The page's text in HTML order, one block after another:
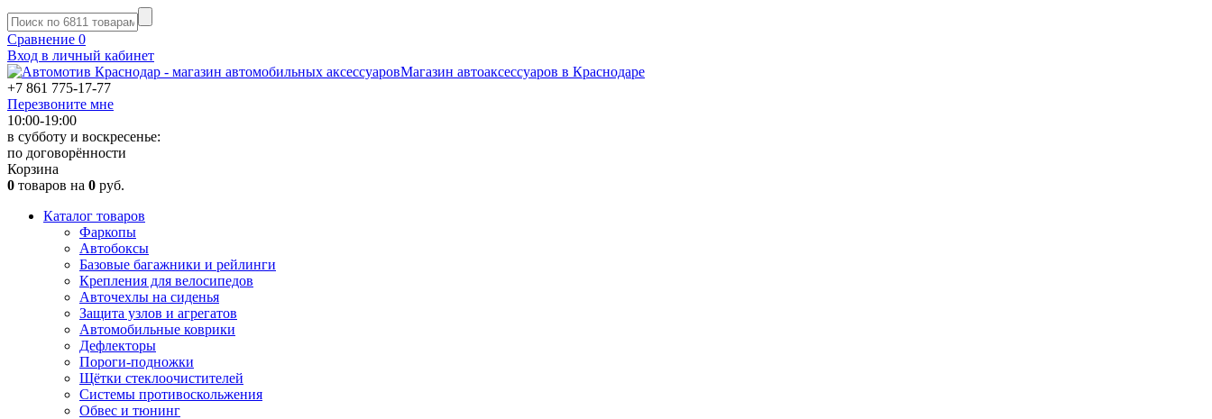
Сравнение 0
Вход в личный кабинет
Магазин автоаксессуаров в Краснодаре
+7 861 775-17-77
Перезвоните мне
10:00-19:00
в субботу и воскресенье:
по договорённости
Корзина
0 товаров на 0 руб.
Каталог товаров
Фаркопы
Автобоксы
Базовые багажники и рейлинги
Крепления для велосипедов
Авточехлы на сиденья
Защита узлов и агрегатов
Автомобильные коврики
Дефлекторы
Пороги-подножки
Щётки стеклоочистителей
Системы противоскольжения
Обвес и тюнинг